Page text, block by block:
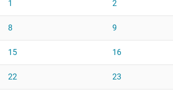
1 2
8 9
15 16
22 23